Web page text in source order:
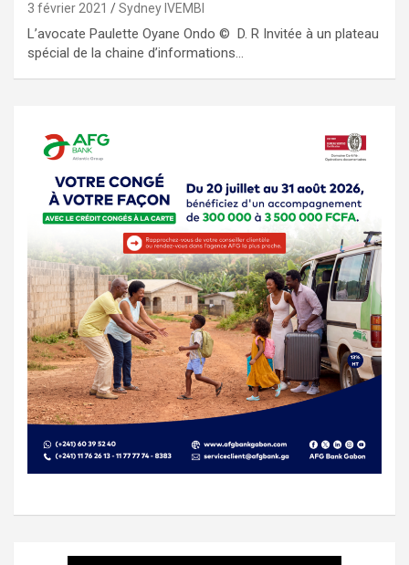
3 février 2021 Sydney IVEMBI
L’avocate Paulette Oyane Ondo © D. R Invitée à un plateau
spécial de la chaine d’informations…